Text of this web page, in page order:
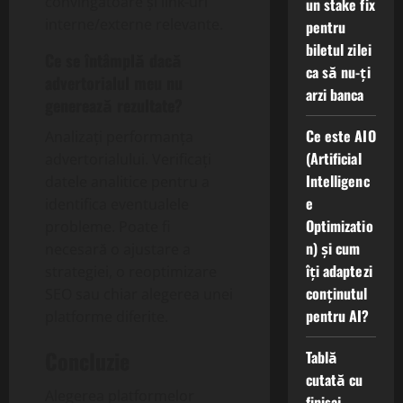
un stake fix
pentru
biletul zilei
ca să nu-ți
arzi banca
Ce este AIO
(Artificial
Intelligenc
e
Optimizatio
n) și cum
îți adaptezi
conținutul
pentru AI?
Tablă
cutată cu